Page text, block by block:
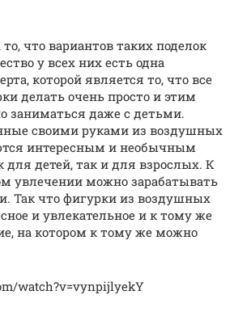
что вариантов таких поделок
у всех них есть одна
которой является то, что все
делать очень просто и этим
заниматься даже с детьми.
своими руками из воздушных
интересным и необычным
для детей, так и для взрослых. К
увлечении можно зарабатывать
Так что фигурки из воздушных
и увлекательное и к тому же
на котором к тому же можно
watch?v=vynpijlyekY